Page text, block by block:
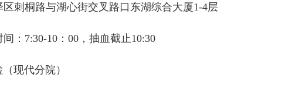
桐路与湖心街交叉路口东湖综合大厦1-4层
7:30-10：00，抽血截止10:30
现代分院）